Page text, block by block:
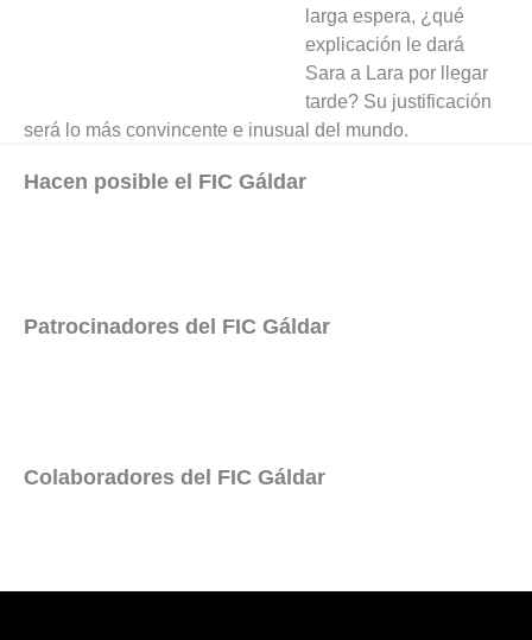
larga espera, ¿qué
explicación le dará
Sara a Lara por llegar
tarde? Su justificación
será lo más convincente e inusual del mundo.
Hacen posible el FIC Gáldar
Patrocinadores del FIC Gáldar
Colaboradores del FIC Gáldar